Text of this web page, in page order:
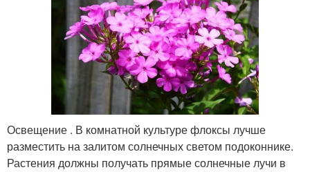
Освещение . В комнатной культуре флоксы лучше
разместить на залитом солнечных светом подоконнике.
Растения должны получать прямые солнечные лучи в